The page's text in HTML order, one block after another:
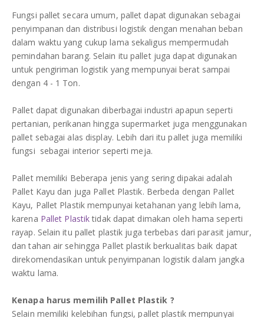
Fungsi pallet secara umum, pallet dapat digunakan sebagai
penyimpanan dan distribusi logistik dengan menahan beban
dalam waktu yang cukup lama sekaligus mempermudah
pemindahan barang. Selain itu pallet juga dapat digunakan
untuk pengiriman logistik yang mempunyai berat sampai
dengan 4 - 1 Ton.
Pallet dapat digunakan diberbagai industri apapun seperti
pertanian, perikanan hingga supermarket juga menggunakan
pallet sebagai alas display. Lebih dari itu pallet juga memiliki
fungsi sebagai interior seperti meja.
Pallet memiliki Beberapa jenis yang sering dipakai adalah
Pallet Kayu dan juga Pallet Plastik. Berbeda dengan Pallet
Kayu, Pallet Plastik mempunyai ketahanan yang lebih lama,
karena Pallet Plastiktidak dapat dimakan oleh hama seperti
rayap. Selain itu pallet plastik juga terbebas dari parasit jamur,
dan tahan air sehingga Pallet plastik berkualitas baik dapat
direkomendasikan untuk penyimpanan logistik dalam jangka
waktu lama.
Kenapa harus memilih Pallet Plastik ?
Selain memiliki kelebihan fungsi, pallet plastik mempunyai